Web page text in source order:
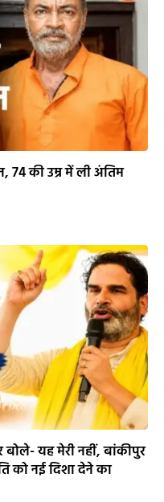
74 की उम्र में ली अंतिम
यह मेरी नहीं, बांकीपुर
को नई दिशा देने का